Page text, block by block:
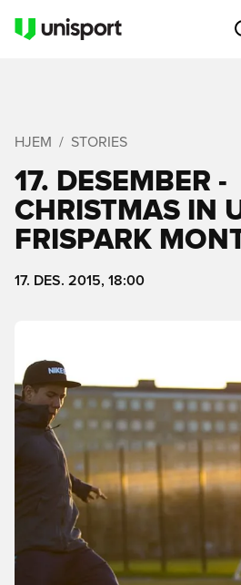
HJEM STORIES
17. DESEMBER -
CHRISTMAS IN
FRISPARK
17. DES. 2015, 18:00